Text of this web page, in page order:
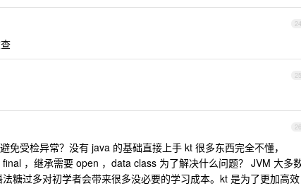
24
25
26
免受检异常？没有 java 的基础直接上手 kt 很多东西完全不懂，
，继承需要 open ，data class 为了解决什么问题？ JVM 大多
糖过多对初学者会带来很多没必要的学习成本。kt 是为了更加高效